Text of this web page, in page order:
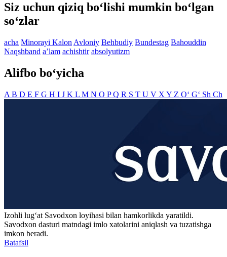
Siz uchun qiziq bo‘lishi mumkin bo‘lgan
so‘zlar
acha Minorayi Kalon Avloniy Behbudiy Bundestag Bahouddin
Naqshband aʼlam achishtir absolyutizm
Alifbo bo‘yicha
A B D E F G H I J K L M N O PQ R S T U V X Y Z O‘ G‘ Sh Ch
Izohli lugʻat Savodxon loyihasi bilan hamkorlikda yaratildi.
Savodxon dasturi matndagi imlo xatolarini aniqlash va tuzatishga
imkon beradi.
Batafsil